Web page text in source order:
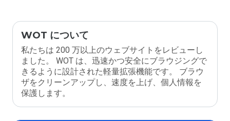
WOT について
私たちは 200 万以上のウェブサイトをレビューし
ました。 WOT は、迅速かつ安全にブラウジングで
きるように設計された軽量拡張機能です。 ブラウ
ザをクリーンアップし、速度を上げ、個人情報を
保護します。